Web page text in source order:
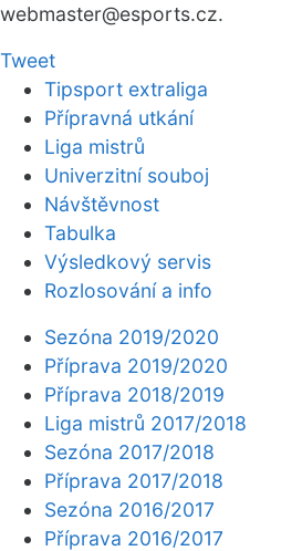
webmaster@esports.cz.
Tweet
Tipsport extraliga
Přípravná utkání
Liga mistrů
Univerzitní souboj
Návštěvnost
Tabulka
Výsledkový servis
Rozlosování a info
Sezóna 2019/2020
Příprava 2019/2020
Příprava 2018/2019
Liga mistrů 2017/2018
Sezóna 2017/2018
Příprava 2017/2018
Sezóna 2016/2017
Příprava 2016/2017